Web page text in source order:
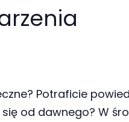
Potraficie
od dawnego? W